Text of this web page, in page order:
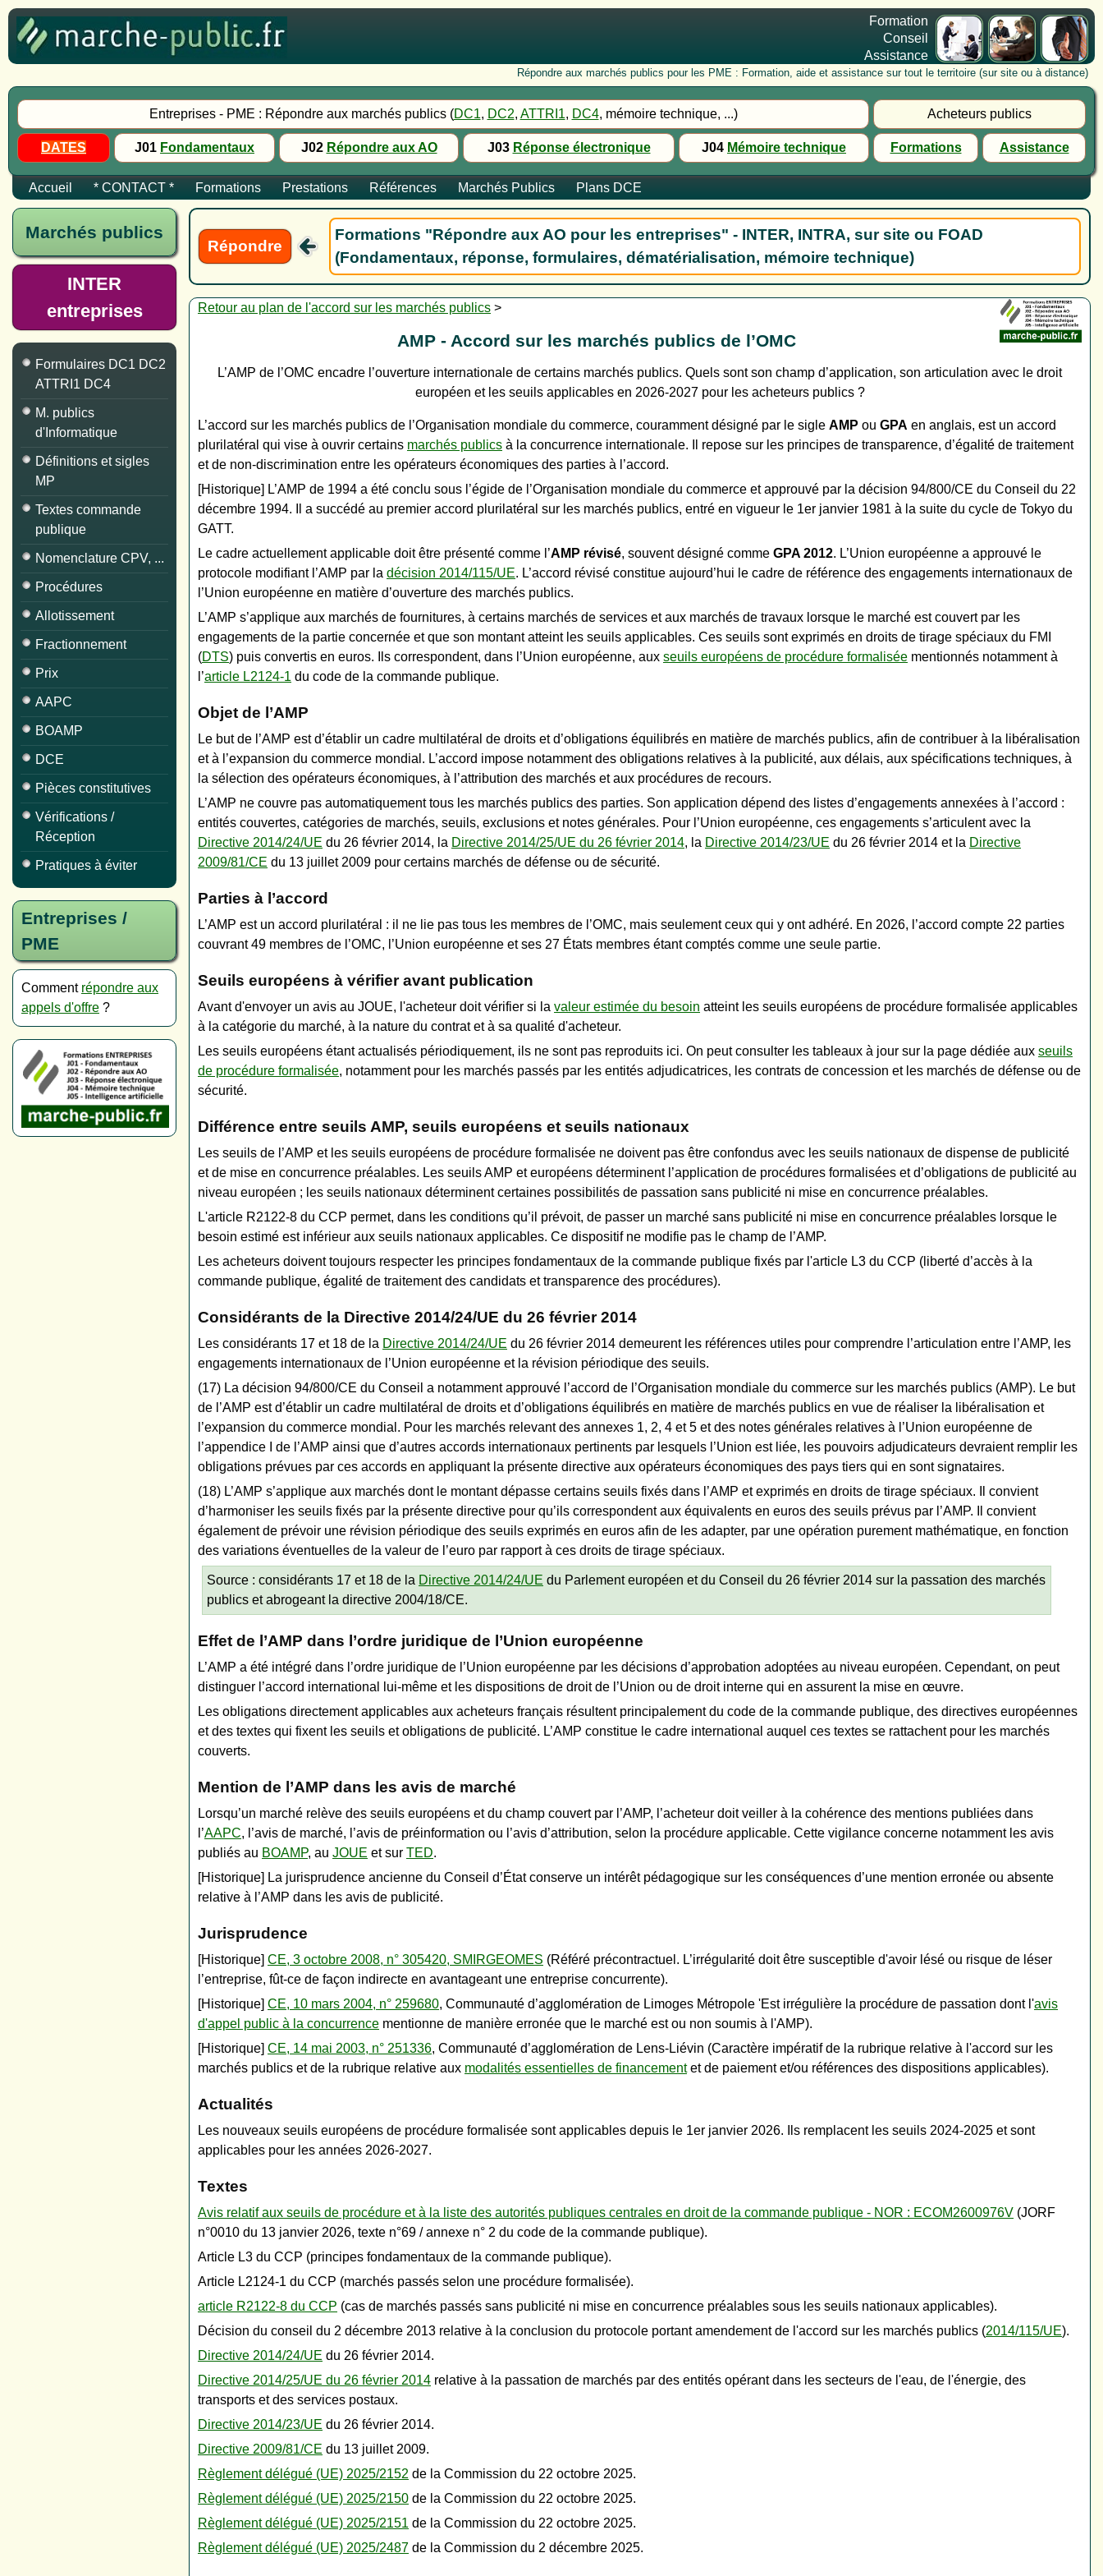
Formation
Conseil
Assistance
Répondre aux marchés publics pour les PME : Formation, aide et assistance sur tout le territoire (sur site ou à distance)
Entreprises - PME : Répondre aux marchés publics (DC1, DC2, ATTRI1, DC4, mémoire technique, ...) Acheteurs publics
DATES J01 Fondamentaux J02 Répondre aux AO J03 Réponse électronique J04 Mémoire technique Formations Assistance
Accueil * CONTACT * Formations Prestations Références Marchés Publics Plans DCE
Marchés publics
INTER
entreprises
Formulaires DC1 DC2
ATTRI1 DC4
M. publics
d'Informatique
Définitions et sigles
MP
Textes commande
publique
Nomenclature CPV, ...
Procédures
Allotissement
Fractionnement
Prix
AAPC
BOAMP
DCE
Pièces constitutives
Vérifications /
Réception
Pratiques à éviter
Entreprises /
PME
Comment répondre aux
appels d'offre ?
Répondre
Formations "Répondre aux AO pour les entreprises" - INTER, INTRA, sur site ou FOAD
(Fondamentaux, réponse, formulaires, dématérialisation, mémoire technique)
Retour au plan de l'accord sur les marchés publics >
AMP - Accord sur les marchés publics de l’OMC
L’AMP de l’OMC encadre l’ouverture internationale de certains marchés publics. Quels sont son champ d’application, son articulation avec le droit
européen et les seuils applicables en 2026-2027 pour les acheteurs publics ?
L’accord sur les marchés publics de l’Organisation mondiale du commerce, couramment désigné par le sigle AMP ou GPA en anglais, est un accord
plurilatéral qui vise à ouvrir certains marchés publics à la concurrence internationale. Il repose sur les principes de transparence, d’égalité de traitement
et de non-discrimination entre les opérateurs économiques des parties à l’accord.
[Historique] L’AMP de 1994 a été conclu sous l’égide de l’Organisation mondiale du commerce et approuvé par la décision 94/800/CE du Conseil du 22
décembre 1994. Il a succédé au premier accord plurilatéral sur les marchés publics, entré en vigueur le 1er janvier 1981 à la suite du cycle de Tokyo du
GATT.
Le cadre actuellement applicable doit être présenté comme l’AMP révisé, souvent désigné comme GPA 2012. L’Union européenne a approuvé le
protocole modifiant l’AMP par la décision 2014/115/UE. L’accord révisé constitue aujourd’hui le cadre de référence des engagements internationaux de
l’Union européenne en matière d’ouverture des marchés publics.
L’AMP s’applique aux marchés de fournitures, à certains marchés de services et aux marchés de travaux lorsque le marché est couvert par les
engagements de la partie concernée et que son montant atteint les seuils applicables. Ces seuils sont exprimés en droits de tirage spéciaux du FMI
(DTS) puis convertis en euros. Ils correspondent, dans l’Union européenne, aux seuils européens de procédure formalisée mentionnés notamment à
l’article L2124-1 du code de la commande publique.
Objet de l’AMP
Le but de l’AMP est d’établir un cadre multilatéral de droits et d’obligations équilibrés en matière de marchés publics, afin de contribuer à la libéralisation
et à l’expansion du commerce mondial. L’accord impose notamment des obligations relatives à la publicité, aux délais, aux spécifications techniques, à
la sélection des opérateurs économiques, à l’attribution des marchés et aux procédures de recours.
L’AMP ne couvre pas automatiquement tous les marchés publics des parties. Son application dépend des listes d’engagements annexées à l’accord :
entités couvertes, catégories de marchés, seuils, exclusions et notes générales. Pour l’Union européenne, ces engagements s’articulent avec la
Directive 2014/24/UE du 26 février 2014, la Directive 2014/25/UE du 26 février 2014, la Directive 2014/23/UE du 26 février 2014 et la Directive
2009/81/CE du 13 juillet 2009 pour certains marchés de défense ou de sécurité.
Parties à l’accord
L’AMP est un accord plurilatéral : il ne lie pas tous les membres de l’OMC, mais seulement ceux qui y ont adhéré. En 2026, l’accord compte 22 parties
couvrant 49 membres de l’OMC, l’Union européenne et ses 27 États membres étant comptés comme une seule partie.
Seuils européens à vérifier avant publication
Avant d'envoyer un avis au JOUE, l'acheteur doit vérifier si la valeur estimée du besoin atteint les seuils européens de procédure formalisée applicables
à la catégorie du marché, à la nature du contrat et à sa qualité d'acheteur.
Les seuils européens étant actualisés périodiquement, ils ne sont pas reproduits ici. On peut consulter les tableaux à jour sur la page dédiée aux seuils
de procédure formalisée, notamment pour les marchés passés par les entités adjudicatrices, les contrats de concession et les marchés de défense ou de
sécurité.
Différence entre seuils AMP, seuils européens et seuils nationaux
Les seuils de l’AMP et les seuils européens de procédure formalisée ne doivent pas être confondus avec les seuils nationaux de dispense de publicité
et de mise en concurrence préalables. Les seuils AMP et européens déterminent l’application de procédures formalisées et d’obligations de publicité au
niveau européen ; les seuils nationaux déterminent certaines possibilités de passation sans publicité ni mise en concurrence préalables.
L'article R2122-8 du CCP permet, dans les conditions qu’il prévoit, de passer un marché sans publicité ni mise en concurrence préalables lorsque le
besoin estimé est inférieur aux seuils nationaux applicables. Ce dispositif ne modifie pas le champ de l’AMP.
Les acheteurs doivent toujours respecter les principes fondamentaux de la commande publique fixés par l'article L3 du CCP (liberté d’accès à la
commande publique, égalité de traitement des candidats et transparence des procédures).
Considérants de la Directive 2014/24/UE du 26 février 2014
Les considérants 17 et 18 de la Directive 2014/24/UE du 26 février 2014 demeurent les références utiles pour comprendre l’articulation entre l’AMP, les
engagements internationaux de l’Union européenne et la révision périodique des seuils.
(17) La décision 94/800/CE du Conseil a notamment approuvé l’accord de l’Organisation mondiale du commerce sur les marchés publics (AMP). Le but
de l’AMP est d’établir un cadre multilatéral de droits et d’obligations équilibrés en matière de marchés publics en vue de réaliser la libéralisation et
l’expansion du commerce mondial. Pour les marchés relevant des annexes 1, 2, 4 et 5 et des notes générales relatives à l’Union européenne de
l’appendice I de l’AMP ainsi que d’autres accords internationaux pertinents par lesquels l’Union est liée, les pouvoirs adjudicateurs devraient remplir les
obligations prévues par ces accords en appliquant la présente directive aux opérateurs économiques des pays tiers qui en sont signataires.
(18) L’AMP s’applique aux marchés dont le montant dépasse certains seuils fixés dans l’AMP et exprimés en droits de tirage spéciaux. Il convient
d’harmoniser les seuils fixés par la présente directive pour qu’ils correspondent aux équivalents en euros des seuils prévus par l’AMP. Il convient
également de prévoir une révision périodique des seuils exprimés en euros afin de les adapter, par une opération purement mathématique, en fonction
des variations éventuelles de la valeur de l’euro par rapport à ces droits de tirage spéciaux.
Source : considérants 17 et 18 de la Directive 2014/24/UE du Parlement européen et du Conseil du 26 février 2014 sur la passation des marchés
publics et abrogeant la directive 2004/18/CE.
Effet de l’AMP dans l’ordre juridique de l’Union européenne
L’AMP a été intégré dans l’ordre juridique de l’Union européenne par les décisions d’approbation adoptées au niveau européen. Cependant, on peut
distinguer l’accord international lui-même et les dispositions de droit de l’Union ou de droit interne qui en assurent la mise en œuvre.
Les obligations directement applicables aux acheteurs français résultent principalement du code de la commande publique, des directives européennes
et des textes qui fixent les seuils et obligations de publicité. L’AMP constitue le cadre international auquel ces textes se rattachent pour les marchés
couverts.
Mention de l’AMP dans les avis de marché
Lorsqu’un marché relève des seuils européens et du champ couvert par l’AMP, l’acheteur doit veiller à la cohérence des mentions publiées dans
l’AAPC, l’avis de marché, l’avis de préinformation ou l’avis d’attribution, selon la procédure applicable. Cette vigilance concerne notamment les avis
publiés au BOAMP, au JOUE et sur TED.
[Historique] La jurisprudence ancienne du Conseil d’État conserve un intérêt pédagogique sur les conséquences d’une mention erronée ou absente
relative à l’AMP dans les avis de publicité.
Jurisprudence
[Historique] CE, 3 octobre 2008, n° 305420, SMIRGEOMES (Référé précontractuel. L’irrégularité doit être susceptible d'avoir lésé ou risque de léser
l’entreprise, fût-ce de façon indirecte en avantageant une entreprise concurrente).
[Historique] CE, 10 mars 2004, n° 259680, Communauté d’agglomération de Limoges Métropole 'Est irrégulière la procédure de passation dont l'avis
d'appel public à la concurrence mentionne de manière erronée que le marché est ou non soumis à l'AMP).
[Historique] CE, 14 mai 2003, n° 251336, Communauté d’agglomération de Lens-Liévin (Caractère impératif de la rubrique relative à l'accord sur les
marchés publics et de la rubrique relative aux modalités essentielles de financementet de paiement et/ou références des dispositions applicables).
Actualités
Les nouveaux seuils européens de procédure formalisée sont applicables depuis le 1er janvier 2026. Ils remplacent les seuils 2024-2025 et sont
applicables pour les années 2026-2027.
Textes
Avis relatif aux seuils de procédure et à la liste des autorités publiques centrales en droit de la commande publique - NOR : ECOM2600976V (JORF
n°0010 du 13 janvier 2026, texte n°69 / annexe n° 2 du code de la commande publique).
Article L3 du CCP (principes fondamentaux de la commande publique).
Article L2124-1 du CCP (marchés passés selon une procédure formalisée).
article R2122-8 du CCP (cas de marchés passés sans publicité ni mise en concurrence préalables sous les seuils nationaux applicables).
Décision du conseil du 2 décembre 2013 relative à la conclusion du protocole portant amendement de l'accord sur les marchés publics (2014/115/UE).
Directive 2014/24/UE du 26 février 2014.
Directive 2014/25/UE du 26 février 2014 relative à la passation de marchés par des entités opérant dans les secteurs de l'eau, de l'énergie, des
transports et des services postaux.
Directive 2014/23/UE du 26 février 2014.
Directive 2009/81/CE du 13 juillet 2009.
Règlement délégué (UE) 2025/2152 de la Commission du 22 octobre 2025.
Règlement délégué (UE) 2025/2150 de la Commission du 22 octobre 2025.
Règlement délégué (UE) 2025/2151 de la Commission du 22 octobre 2025.
Règlement délégué (UE) 2025/2487 de la Commission du 2 décembre 2025.